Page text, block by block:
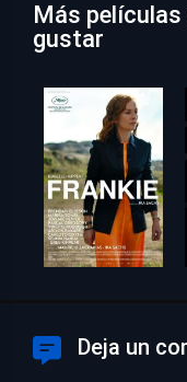
Más películas
gustar
Deja un